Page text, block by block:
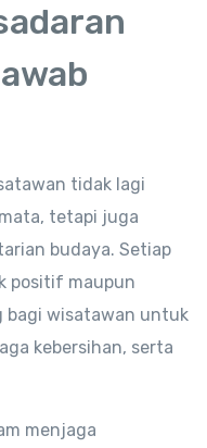
tidak lagi
tetapi juga
budaya. Setiap
positif maupun
bagi wisatawan untuk
kebersihan, serta
menjaga